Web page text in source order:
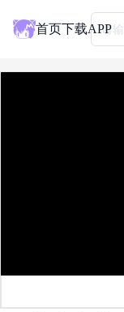
首页下载APP
请